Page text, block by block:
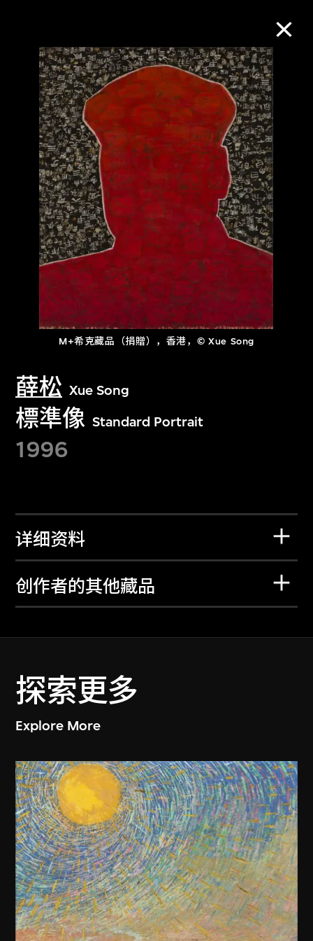
M+希克藏品（捐贈），香港，© Xue Song
薛松 Xue Song
標準像 Standard Portrait
1996
详细资料
创作者的其他藏品
探索更多
Explore More
M+藏品
进一步筛选 搜索
关于M+藏品
探索世界顶级的二十及二十一世纪视觉
文化藏品。